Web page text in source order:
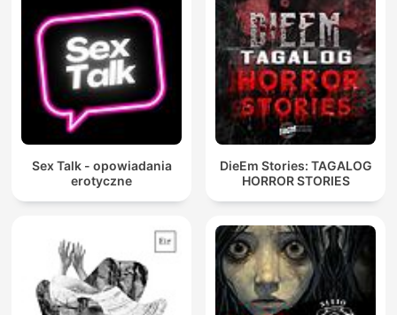
Sex Talk - opowiadania
erotyczne
DieEm Stories: TAGALOG
HORROR STORIES